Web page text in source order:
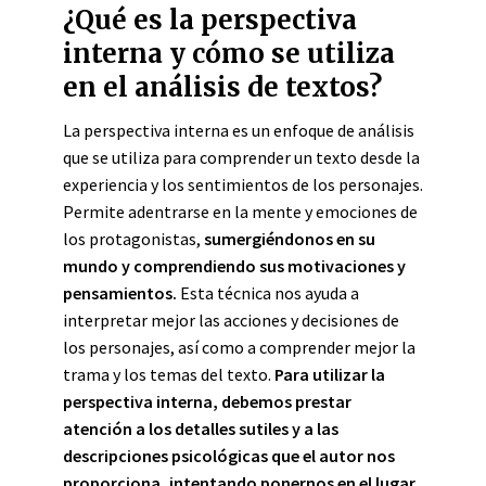
¿Qué es la perspectiva
interna y cómo se utiliza
en el análisis de textos?
La perspectiva interna es un enfoque de análisis
que se utiliza para comprender un texto desde la
experiencia y los sentimientos de los personajes.
Permite adentrarse en la mente y emociones de
los protagonistas, sumergiéndonos en su
mundo y comprendiendo sus motivaciones y
pensamientos. Esta técnica nos ayuda a
interpretar mejor las acciones y decisiones de
los personajes, así como a comprender mejor la
trama y los temas del texto. Para utilizar la
perspectiva interna, debemos prestar
atención a los detalles sutiles y a las
descripciones psicológicas que el autor nos